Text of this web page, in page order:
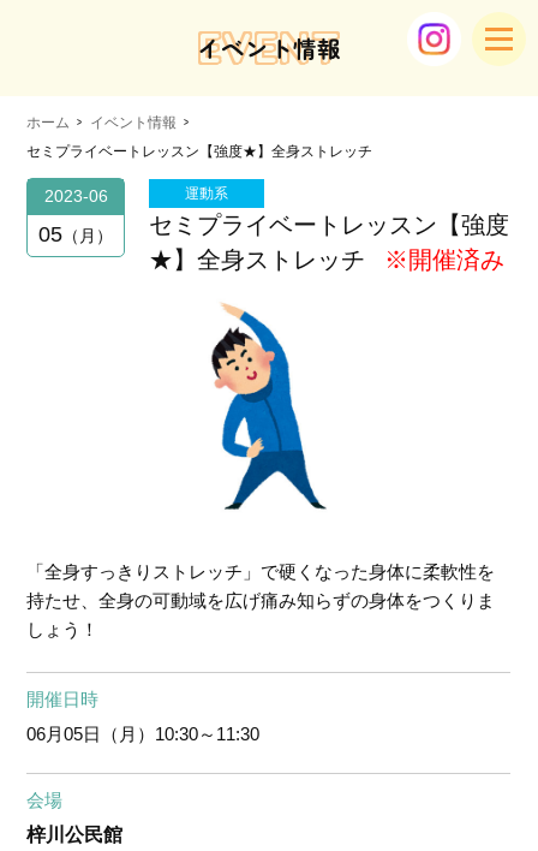
EVENT
イベント情報
ホーム
イベント情報
セミプライベートレッスン【強度★】全身ストレッチ
2023-06
05 月
運動系
セミプライベートレッスン【強度
★】全身ストレッチ
※開催済み
「全身すっきりストレッチ」で硬くなった身体に柔軟性を
持たせ、全身の可動域を広げ痛み知らずの身体をつくりま
しょう！
開催日時
06月05日（月） 10:30～11:30
会場
梓川公民館